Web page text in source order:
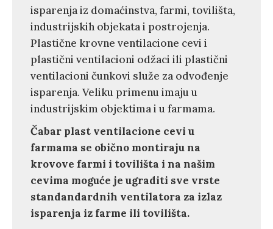
isparenja iz domaćinstva, farmi, tovilišta,
industrijskih objekata i postrojenja.
Plastične krovne ventilacione cevi i
plastični ventilacioni odžaci ili plastični
ventilacioni čunkovi služe za odvođenje
isparenja. Veliku primenu imaju u
industrijskim objektima i u farmama.
Čabar plast ventilacione cevi u
farmama se obično montiraju na
krovove farmi i tovilišta i na našim
cevima moguće je ugraditi sve vrste
standandardnih ventilatora za izlaz
isparenja iz farme ili tovilišta.